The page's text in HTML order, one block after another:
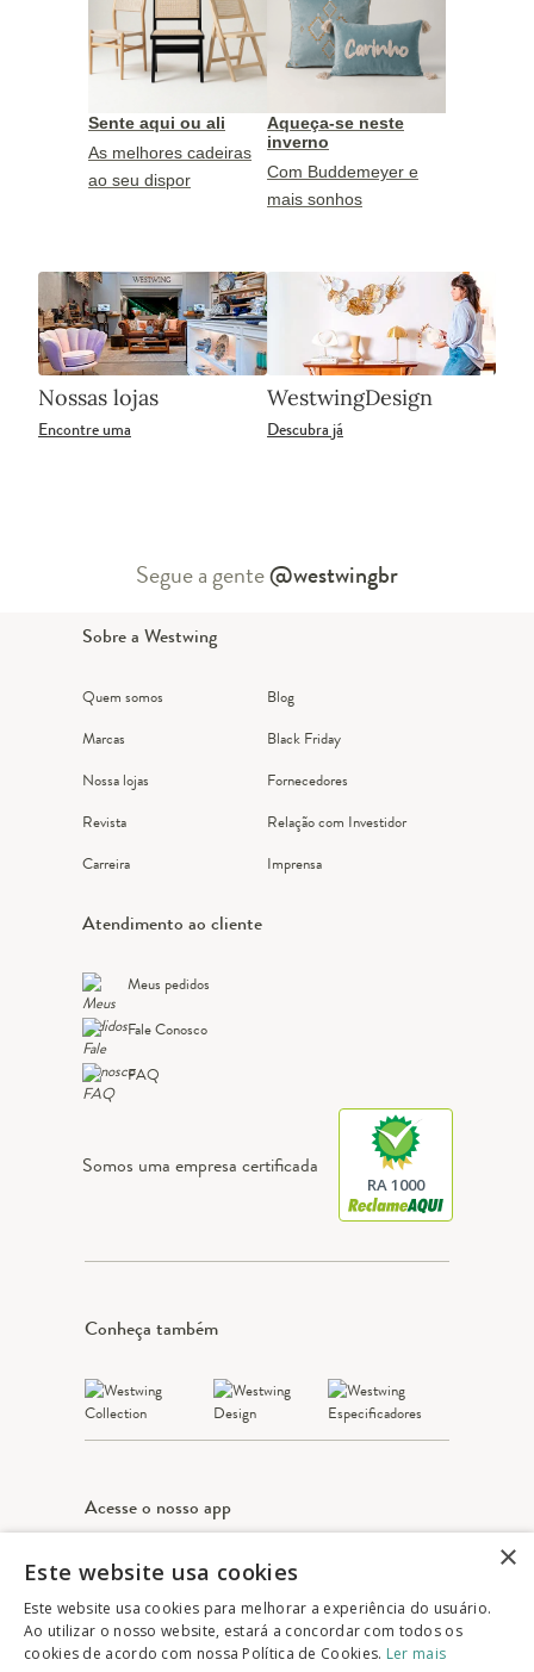
Sente aqui ou ali
As melhores cadeiras
ao seu dispor
Aqueça-se neste
inverno
Com Buddemeyer e
mais sonhos
Nossas lojas
Encontre uma
WestwingDesign
Descubra já
Segue a gente@westwingbr
Sobre a Westwing
Quem somos
Marcas
Nossa lojas
Revista
Carreira
Blog
Black Friday
Fornecedores
Relação com Investidor
Imprensa
Atendimento ao cliente
Meus pedidos
Fale Conosco
FAQ
Somos uma empresa certificada
RA 1000
Conheça também
Acesse o nosso app
Apple Store Google play
×
Este website usa cookies
Este website usa cookies para melhorar a experiência do usuário.
Ao utilizar o nosso website, estará a concordar com todos os
cookies de acordo com nossa Política de Cookies. Ler mais